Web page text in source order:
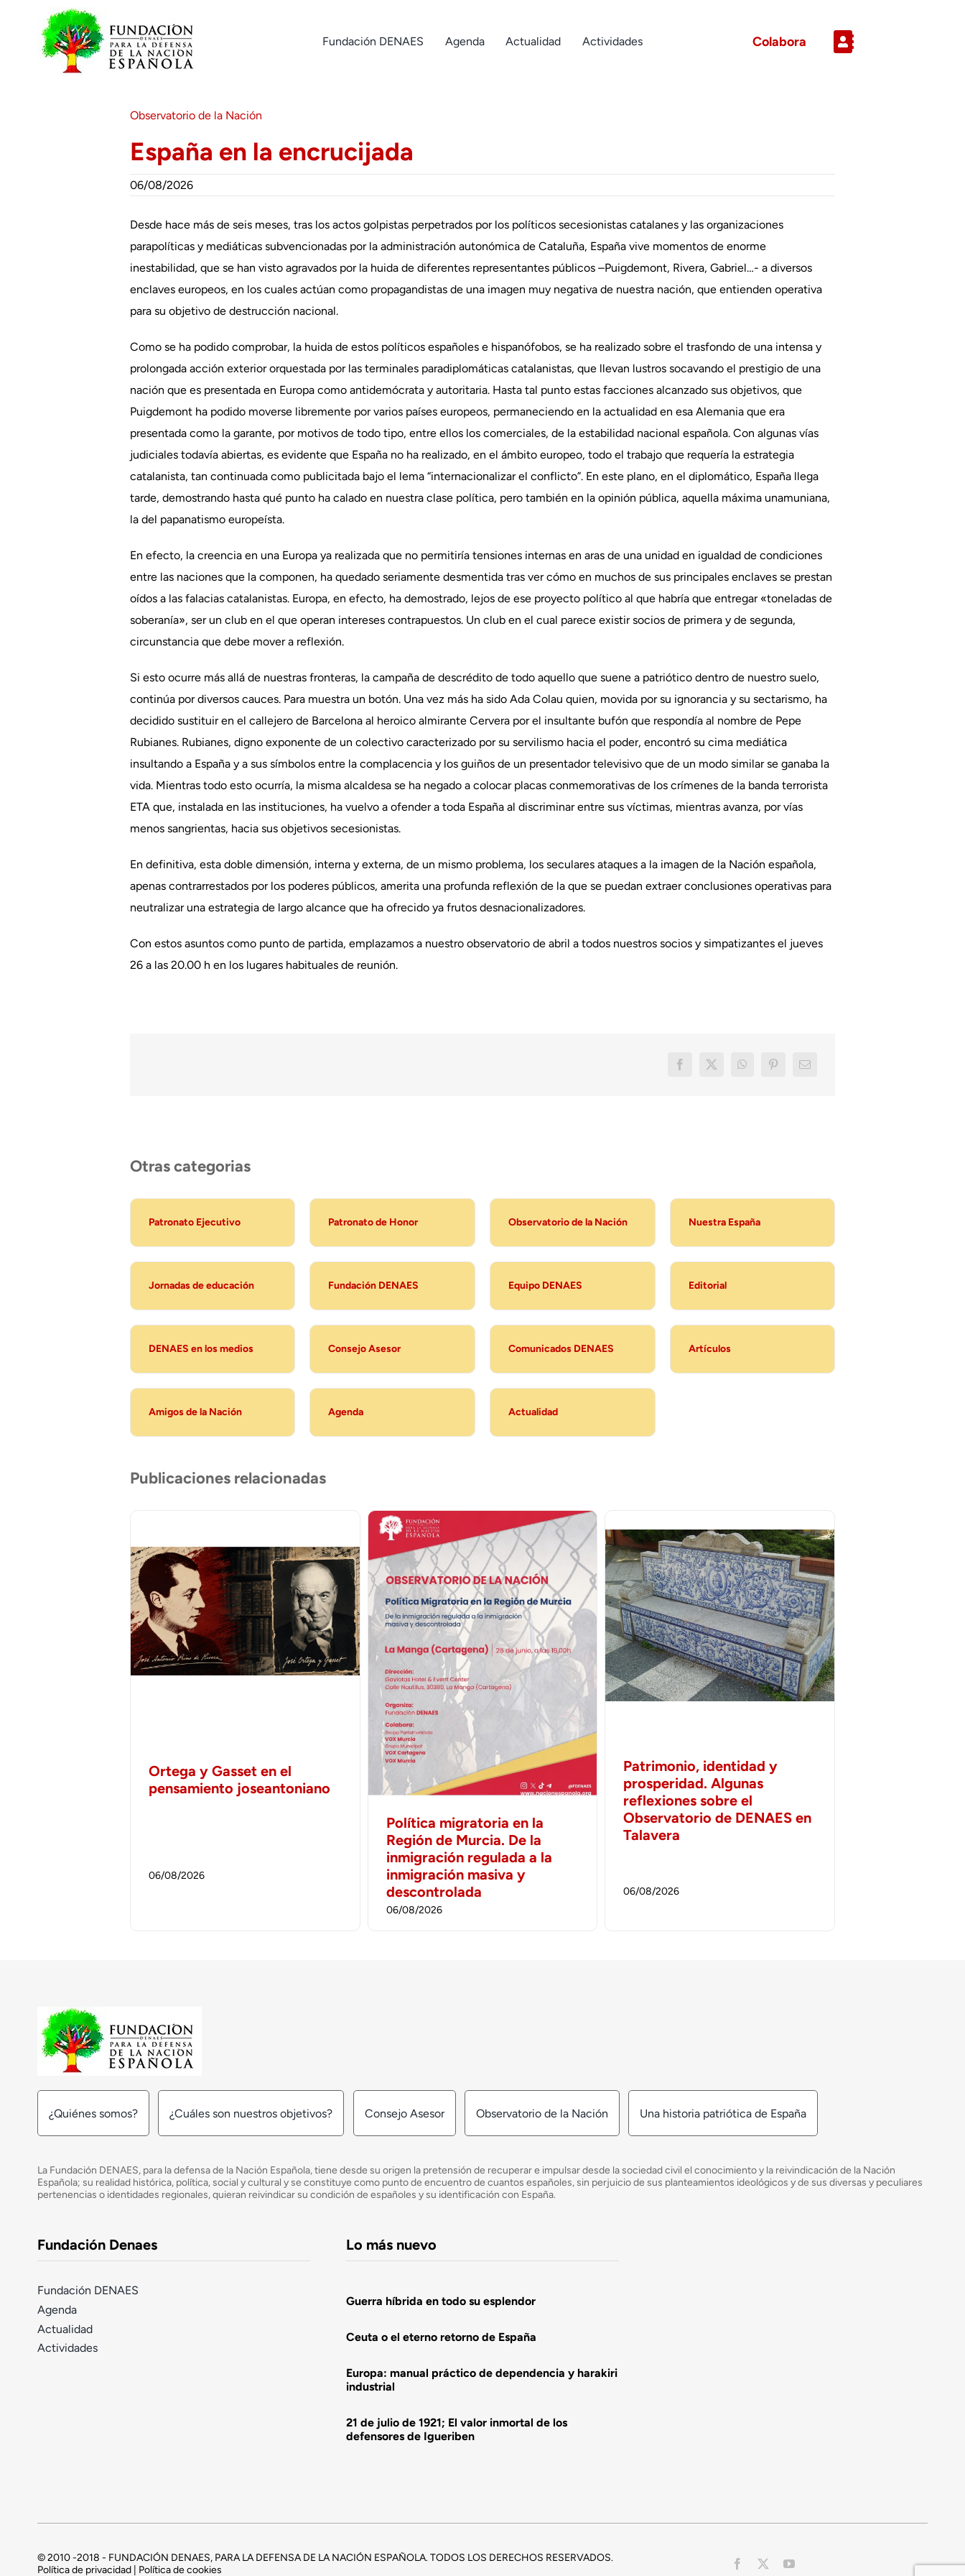
contenido
Fundación DENAES Agenda Actualidad Actividades Colabora
Observatorio de la Nación
España en la encrucijada
06/08/2026
Desde hace más de seis meses, tras los actos golpistas perpetrados por los políticos secesionistas catalanes y las organizaciones
parapolíticas y mediáticas subvencionadas por la administración autonómica de Cataluña, España vive momentos de enorme
inestabilidad, que se han visto agravados por la huida de diferentes representantes públicos –Puigdemont, Rivera, Gabriel…- a diversos
enclaves europeos, en los cuales actúan como propagandistas de una imagen muy negativa de nuestra nación, que entienden operativa
para su objetivo de destrucción nacional.
Como se ha podido comprobar, la huida de estos políticos españoles e hispanófobos, se ha realizado sobre el trasfondo de una intensa y
prolongada acción exterior orquestada por las terminales paradiplomáticas catalanistas, que llevan lustros socavando el prestigio de una
nación que es presentada en Europa como antidemócrata y autoritaria. Hasta tal punto estas facciones alcanzado sus objetivos, que
Puigdemont ha podido moverse libremente por varios países europeos, permaneciendo en la actualidad en esa Alemania que era
presentada como la garante, por motivos de todo tipo, entre ellos los comerciales, de la estabilidad nacional española. Con algunas vías
judiciales todavía abiertas, es evidente que España no ha realizado, en el ámbito europeo, todo el trabajo que requería la estrategia
catalanista, tan continuada como publicitada bajo el lema “internacionalizar el conflicto”. En este plano, en el diplomático, España llega
tarde, demostrando hasta qué punto ha calado en nuestra clase política, pero también en la opinión pública, aquella máxima unamuniana,
la del papanatismo europeísta.
En efecto, la creencia en una Europa ya realizada que no permitiría tensiones internas en aras de una unidad en igualdad de condiciones
entre las naciones que la componen, ha quedado seriamente desmentida tras ver cómo en muchos de sus principales enclaves se prestan
oídos a las falacias catalanistas. Europa, en efecto, ha demostrado, lejos de ese proyecto político al que habría que entregar «toneladas de
soberanía», ser un club en el que operan intereses contrapuestos. Un club en el cual parece existir socios de primera y de segunda,
circunstancia que debe mover a reflexión.
Si esto ocurre más allá de nuestras fronteras, la campaña de descrédito de todo aquello que suene a patriótico dentro de nuestro suelo,
continúa por diversos cauces. Para muestra un botón. Una vez más ha sido Ada Colau quien, movida por su ignorancia y su sectarismo, ha
decidido sustituir en el callejero de Barcelona al heroico almirante Cervera por el insultante bufón que respondía al nombre de Pepe
Rubianes. Rubianes, digno exponente de un colectivo caracterizado por su servilismo hacia el poder, encontró su cima mediática
insultando a España y a sus símbolos entre la complacencia y los guiños de un presentador televisivo que de un modo similar se ganaba la
vida. Mientras todo esto ocurría, la misma alcaldesa se ha negado a colocar placas conmemorativas de los crímenes de la banda terrorista
ETA que, instalada en las instituciones, ha vuelvo a ofender a toda España al discriminar entre sus víctimas, mientras avanza, por vías
menos sangrientas, hacia sus objetivos secesionistas.
En definitiva, esta doble dimensión, interna y externa, de un mismo problema, los seculares ataques a la imagen de la Nación española,
apenas contrarrestados por los poderes públicos, amerita una profunda reflexión de la que se puedan extraer conclusiones operativas para
neutralizar una estrategia de largo alcance que ha ofrecido ya frutos desnacionalizadores.
Con estos asuntos como punto de partida, emplazamos a nuestro observatorio de abril a todos nuestros socios y simpatizantes el jueves
26 a las 20.00 h en los lugares habituales de reunión.
Otras categorias
Patronato Ejecutivo Patronato de Honor Observatorio de la Nación Nuestra España
Jornadas de educación Fundación DENAES Equipo DENAES Editorial
DENAES en los medios Consejo Asesor Comunicados DENAES Artículos
Amigos de la Nación Agenda Actualidad
Publicaciones relacionadas
Ortega y Gasset en el
pensamiento joseantoniano
06/08/2026
Política migratoria en la
Región de Murcia. De la
inmigración regulada a la
inmigración masiva y
descontrolada
06/08/2026
Patrimonio, identidad y
prosperidad. Algunas
reflexiones sobre el
Observatorio de DENAES en
Talavera
06/08/2026
¿Quiénes somos? ¿Cuáles son nuestros objetivos? Consejo Asesor Observatorio de la Nación Una historia patriótica de España
La Fundación DENAES, para la defensa de la Nación Española, tiene desde su origen la pretensión de recuperar e impulsar desde la sociedad civil el conocimiento y la reivindicación de la Nación
Española; su realidad histórica, política, social y cultural y se constituye como punto de encuentro de cuantos españoles, sin perjuicio de sus planteamientos ideológicos y de sus diversas y peculiares
pertenencias o identidades regionales, quieran reivindicar su condición de españoles y su identificación con España.
Fundación Denaes
Fundación DENAES
Agenda
Actualidad
Actividades
Lo más nuevo
Guerra híbrida en todo su esplendor
Ceuta o el eterno retorno de España
Europa: manual práctico de dependencia y harakiri
industrial
21 de julio de 1921; El valor inmortal de los
defensores de Igueriben
© 2010 -2018 - FUNDACIÓN DENAES, PARA LA DEFENSA DE LA NACIÓN ESPAÑOLA. TODOS LOS DERECHOS RESERVADOS.
Política de privacidad | Política de cookies